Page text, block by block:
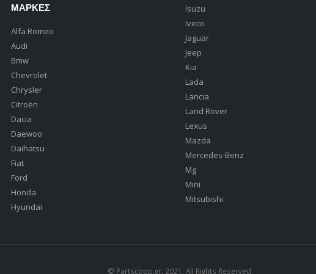
ΜΆΡΚΕΣ
Alfa Romeo
Audi
Bmw
Chevrolet
Chrysler
Citroën
Dacia
Daewoo
Daihatsu
Fiat
Ford
Honda
Hyundai
Isuzu
Iveco
Jaguar
Jeep
Kia
Lada
Lancia
Land Rover
Lexus
Mazda
Mercedes-Benz
Mg
Mini
Mitsubishi
© Partscoop.gr. 2021. All Rights Reserved